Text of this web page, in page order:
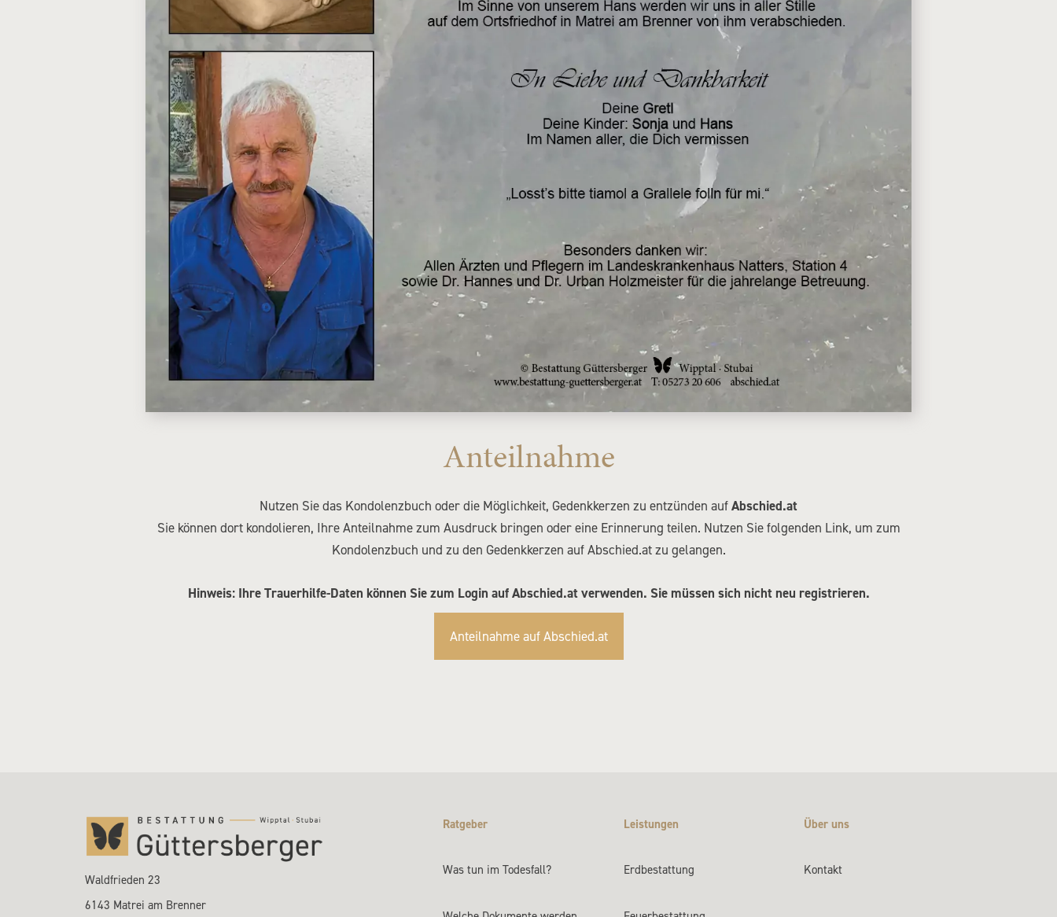
Anteilnahme
Nutzen Sie das Kondolenzbuch oder die Möglichkeit, Gedenkkerzen zu entzünden auf Abschied.at
Sie können dort kondolieren, Ihre Anteilnahme zum Ausdruck bringen oder eine Erinnerung teilen. Nutzen Sie folgenden Link, um zum
Kondolenzbuch und zu den Gedenkkerzen auf Abschied.at zu gelangen.
Hinweis: Ihre Trauerhilfe-Daten können Sie zum Login auf Abschied.at verwenden. Sie müssen sich nicht neu registrieren.
Anteilnahme auf Abschied.at
Waldfrieden 23
6143 Matrei am Brenner
Ratgeber
Was tun im Todesfall?
Leistungen
Erdbestattung
Über uns
Kontakt